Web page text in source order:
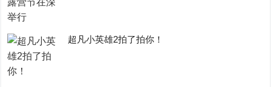
超凡小英雄2拍了拍你！